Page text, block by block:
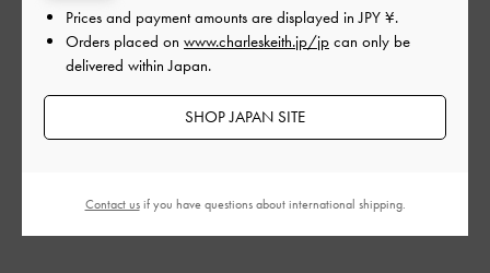
ンスタグラマーになれそう！！
サイズ: その他（シューズ以外） |カラー: ブラック系
Prices and payment amounts are displayed inJPY ¥.
Orders placed on www.charleskeith.jp/jp can only be
delivered within Japan.
SHOP JAPAN SITE
Contact usif you have questions about international shipping.